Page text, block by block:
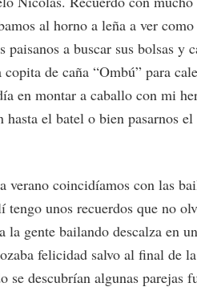
al horno a leña a ver
a buscar sus bolsas y
de caña “Ombú” para
en montar a caballo con mi
el batel o bien pasarnos
verano coincidíamos con las
unos recuerdos que no
la gente bailando descalza en
felicidad salvo al final de
se descubrían algunas parejas